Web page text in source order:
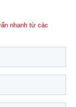
nhanh từ các